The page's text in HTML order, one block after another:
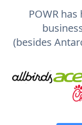
POWR
(besides